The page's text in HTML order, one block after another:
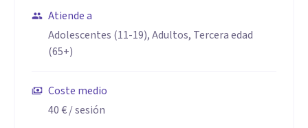
Atiende a
Adolescentes (11-19), Adultos, Tercera edad
(65+)
Coste medio
40 €/ sesión